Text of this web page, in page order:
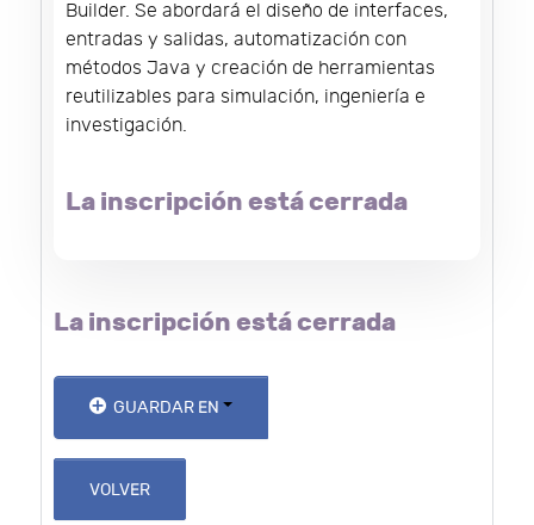
Builder. Se abordará el diseño de interfaces,
entradas y salidas, automatización con
métodos Java y creación de herramientas
reutilizables para simulación, ingeniería e
investigación.
La inscripción está cerrada
La inscripción está cerrada
GUARDAR EN
VOLVER